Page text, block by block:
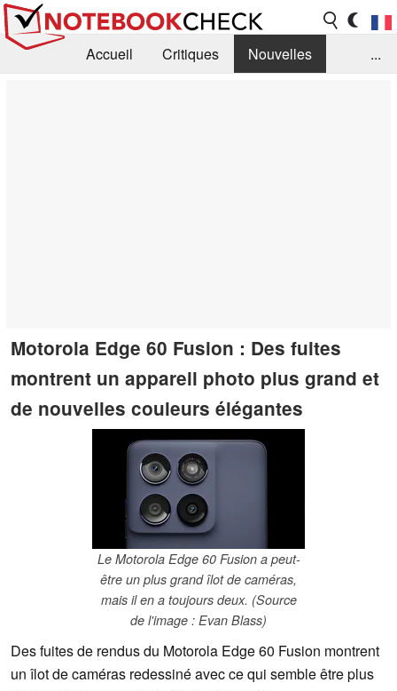
Accueil Critiques
Nouvelles
...
Motorola Edge 60 Fusion : Des fuites
montrent un appareil photo plus grand et
de nouvelles couleurs élégantes
Le Motorola Edge 60 Fusion a peut-
être un plus grand îlot de caméras,
mais il en a toujours deux. (Source
de l'image : Evan Blass)
Des fuites de rendus du Motorola Edge 60 Fusion montrent
un îlot de caméras redessiné avec ce qui semble être plus